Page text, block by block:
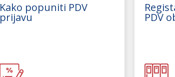
Kako popuniti PDV
prijavu PDV